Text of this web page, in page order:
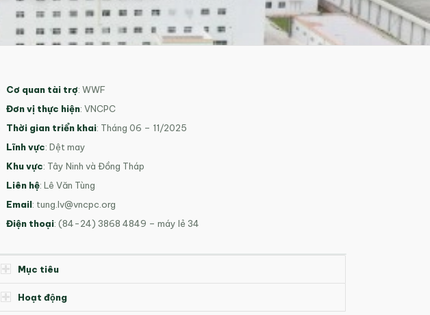
Cơ quan tài trợ: WWF
Đơn vị thực hiện: VNCPC
Thời gian triển khai: Tháng 06 – 11/2025
Lĩnh vực: Dệt may
Khu vực: Tây Ninh và Đồng Tháp
Liên hệ: Lê Văn Tùng
Email: tung.lv@vncpc.org
Điện thoại: (84-24) 3868 4849 – máy lẻ 34
Mục tiêu
Hoạt động